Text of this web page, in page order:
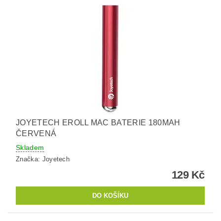
JOYETECH EROLL MAC BATERIE 180MAH
ČERVENÁ
Skladem
Značka: Joyetech
129 Kč